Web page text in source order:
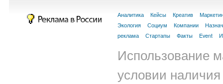
Аналитика Кейсы Креатив
Экология
Социум Компании
реклама
Стартапы Факты Event
Использование
условии